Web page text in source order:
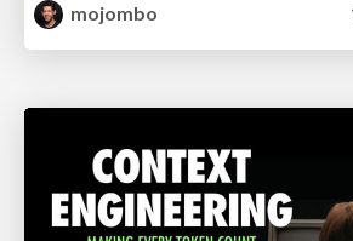
mojombo